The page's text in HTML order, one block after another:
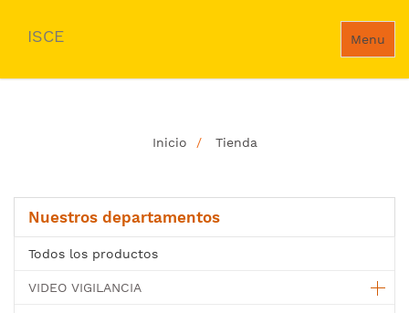
Menu
ISCE
Inicio Tienda
Nuestros departamentos
Todos los productos
VIDEO VIGILANCIA